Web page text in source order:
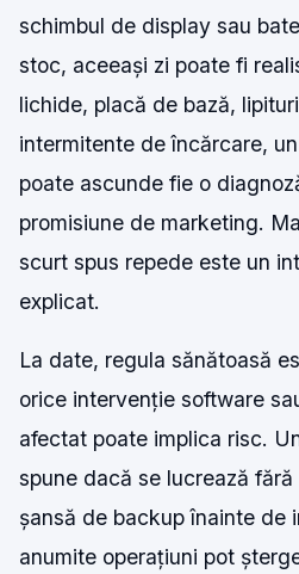
schimbul de display sau
stoc, aceeași zi poate fi
lichide, placă de bază,
intermitente de încărcare,
poate ascunde fie o
promisiune de marketing.
scurt spus repede este un
explicat.
La date, regula sănătoasă
orice intervenție software
afectat poate implica risc.
spune dacă se lucrează
șansă de backup înainte de
anumite operațiuni pot